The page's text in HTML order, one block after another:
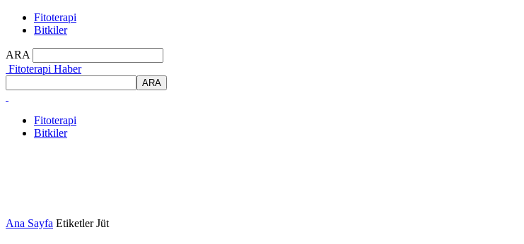
Fitoterapi
Bitkiler
ARA
Fitoterapi Haber
Fitoterapi
Bitkiler
Ana Sayfa Etiketler Jüt